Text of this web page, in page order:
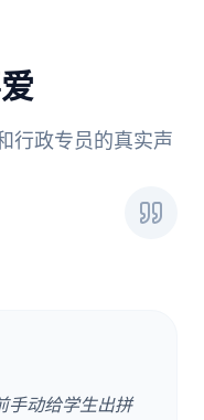
行政专员的真实声
手动给学生出拼